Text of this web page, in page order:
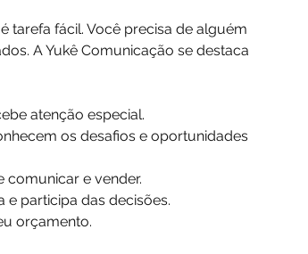
tarefa fácil. Você precisa de alguém
A Yukê Comunicação se destaca
atenção especial.
os desafios e oportunidades
comunicar e vender.
e participa das decisões.
orçamento.